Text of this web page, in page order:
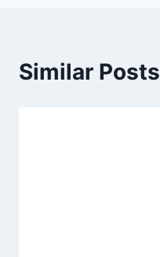
Similar Posts